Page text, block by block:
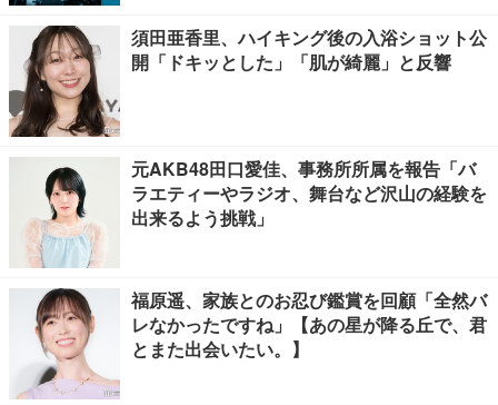
須田亜香里、ハイキング後の入浴ショット公
開「ドキッとした」「肌が綺麗」と反響
元AKB48田口愛佳、事務所所属を報告「バ
ラエティーやラジオ、舞台など沢山の経験を
出来るよう挑戦」
福原遥、家族とのお忍び鑑賞を回顧「全然バ
レなかったですね」【あの星が降る丘で、君
とまた出会いたい。】